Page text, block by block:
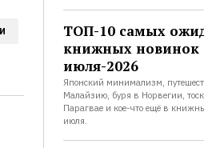
ТОП-10 самых
книжных новинок
июля-2026
Японский минимализм,
Малайзию, буря в Норвегии,
Парагвае и кое-что ещё в
июля.